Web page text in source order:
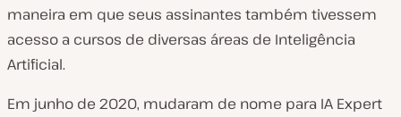
maneira em que seus assinantes também tivessem
acesso a cursos de diversas áreas de Inteligência
Artificial.
Em junho de 2020, mudaram de nome para IA Expert